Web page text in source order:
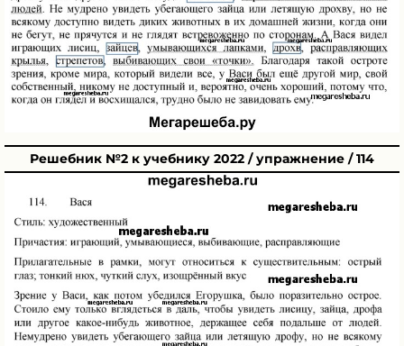
Решебник №2 к учебнику 2022 / упражнение / 114